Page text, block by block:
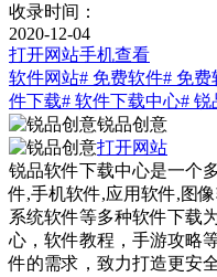
收录时间：
2020-12-04
打开网站手机查看
软件网站# 免费软件# 免费
件下载# 软件下载中心# 锐
锐品创意
打开网站
锐品软件下载中心是一个
件,手机软件,应用软件,图
系统软件等多种软件下载
心，软件教程，手游攻略
件的需求，致力打造更安